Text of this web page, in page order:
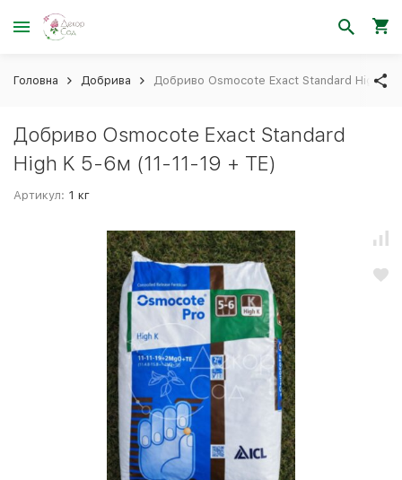
Головна Добрива Добриво Osmocote Exact Standard High K
Добриво Osmocote Exact Standard
High K 5-6м (11-11-19 + TЕ)
Артикул: 1 кг